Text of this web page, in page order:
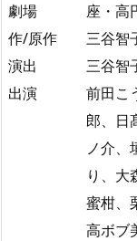
劇場
座・高
作/原作
三谷智
演出
三谷智
出演
前田こ
郎、日
ノ介、
り、大
蜜柑、
高ボブ